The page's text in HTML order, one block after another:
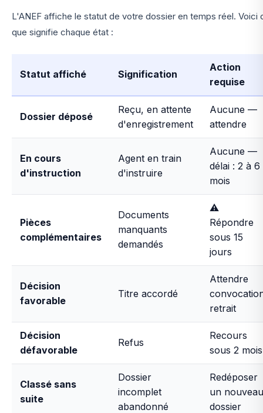
L'ANEF affiche le statut de votre dossier en temps réel. Voici
que signifie chaque état :
Statut affiché Signification
Action
requise
Dossier déposé
Reçu, en attente
d'enregistrement
Aucune —
attendre
En cours
d'instruction
Agent en train
d'instruire
Aucune —
délai : 2 à 6
mois
Pièces
complémentaires
Documents
manquants
demandés
⚠️
Répondre
sous 15
jours
Décision
favorable
Titre accordé
Attendre
retrait
Décision
défavorable
Refus
Recours
sous 2 mois
Classé sans
suite
Dossier
incomplet
abandonné
Redéposer
un nouveau
dossier